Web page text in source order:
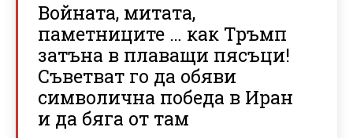
Войната, митата,
паметниците … как Тръмп
затъна в плаващи пясъци!
Съветват го да обяви
символична победа в Иран
и да бяга от там